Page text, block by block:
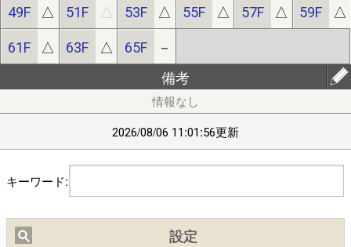
【ﾌﾞﾗｳｻﾞの設定】(chrome)右上ﾒﾆｭｰ⇒｢設定(歯車)｣⇒｢ｻｲﾄの設
定｣/(safari)左上ﾒﾆｭｰ⇒｢Webｻｲﾄの設定｣⇒｢位置情報｣ で位置情報
を｢許可｣にしてください｡
2/20頃より中国IPから通常の10倍程度のアクセスがありサイト
が不安定になっておりました。穴埋め作業の結果、現在は通常の
3倍程度になっています。引き続き穴埋め作業を行います。
49F △ 51F △ 53F △ 55F △ 57F △ 59F
△
61F △ 63F △ 65F
－
備考
2026/08/06 11:01:56更新
キーワード:
設定